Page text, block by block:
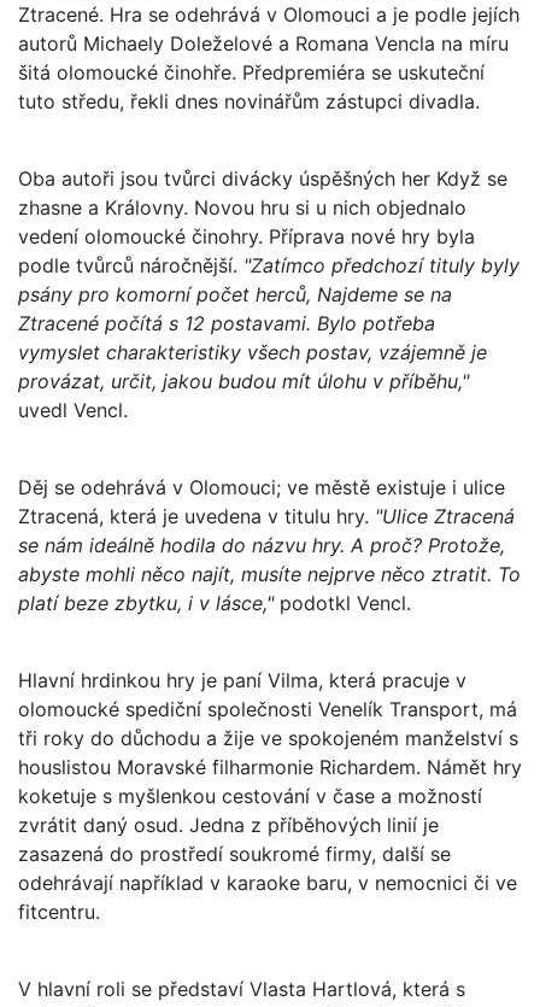
Ztracené. Hra se odehrává v Olomouci a je podle jejích
autorů Michaely Doleželové a Romana Vencla na míru
šitá olomoucké činohře. Předpremiéra se uskuteční
tuto středu, řekli dnes novinářům zástupci divadla.
Oba autoři jsou tvůrci divácky úspěšných her Když se
zhasne a Královny. Novou hru si u nich objednalo
vedení olomoucké činohry. Příprava nové hry byla
podle tvůrců náročnější. "Zatímco předchozí tituly byly
psány pro komorní počet herců, Najdeme se na
Ztracené počítá s 12 postavami. Bylo potřeba
vymyslet charakteristiky všech postav, vzájemně je
provázat, určit, jakou budou mít úlohu v příběhu,"
uvedl Vencl.
Děj se odehrává v Olomouci; ve městě existuje i ulice
Ztracená, která je uvedena v titulu hry. "Ulice Ztracená
se nám ideálně hodila do názvu hry. A proč? Protože,
abyste mohli něco najít, musíte nejprve něco ztratit. To
platí beze zbytku, i v lásce,"podotkl Vencl.
Hlavní hrdinkou hry je paní Vilma, která pracuje v
olomoucké spediční společnosti Venelík Transport, má
tři roky do důchodu a žije ve spokojeném manželství s
houslistou Moravské filharmonie Richardem. Námět hry
koketuje s myšlenkou cestování v čase a možností
zvrátit daný osud. Jedna z příběhových linií je
zasazená do prostředí soukromé firmy, další se
odehrávají například v karaoke baru, v nemocnici či ve
fitcentru.
V hlavní roli se představí Vlasta Hartlová, která s